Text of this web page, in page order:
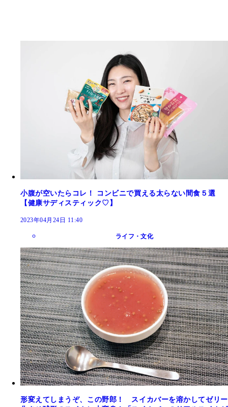
小腹が空いたらコレ！ コンビニで買える太らない間食５選
【健康サディスティック♡】
2023年04月24日 11:40
ライフ・文化
形変えてしまうぞ、この野郎！ スイカバーを溶かしてゼリー